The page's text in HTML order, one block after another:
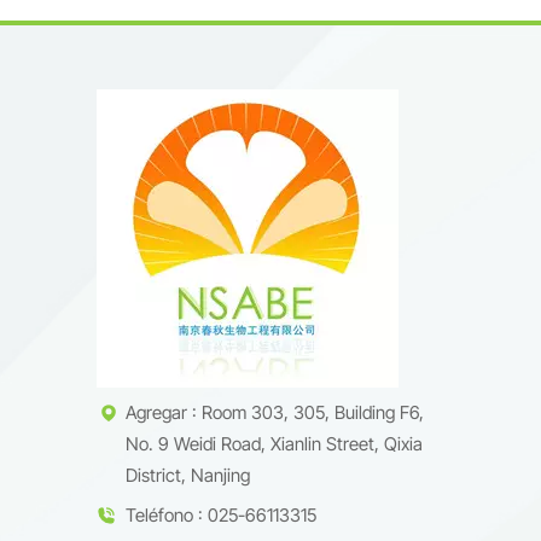
Agregar : Room 303, 305, Building F6,
No. 9 Weidi Road, Xianlin Street, Qixia
District, Nanjing
Teléfono : 025-66113315